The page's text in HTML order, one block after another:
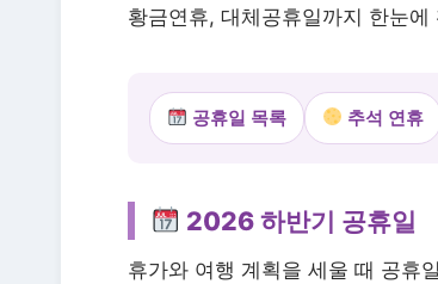
황금연휴, 대체공휴일까지 한눈에
공휴일 목록 추석 연휴
2026 하반기 공휴일
휴가와 여행 계획을 세울 때 공휴